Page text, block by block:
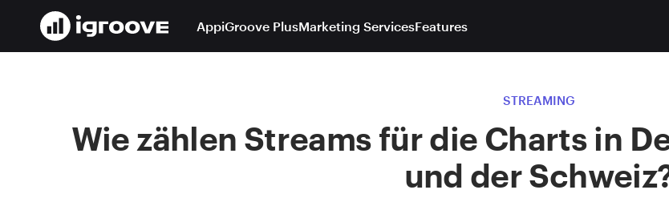
AppiGroove PlusMarketing ServicesFeatures
STREAMING
Wie zählen Streams für die Charts in
und der